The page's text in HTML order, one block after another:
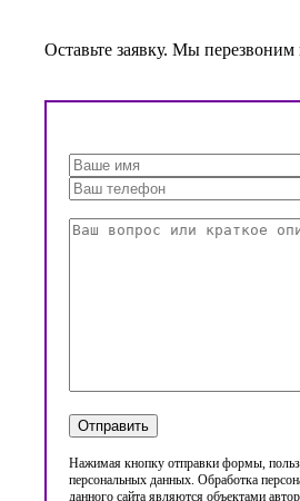
Оставьте заявку. Мы
Нажимая кнопку отправки формы,
персональных данных. Обработка
данного сайта являются объектами